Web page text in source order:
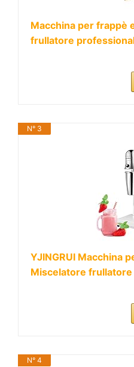
Macchina per frappè
frullatore
N° 3
YJINGRUI Macchina
Miscelatore
N° 4